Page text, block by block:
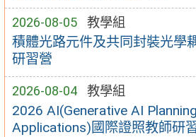
2026-08-05 教學組
積體光路元件及共同封裝光學
研習營
2026-08-04 教學組
2026 AI(Generative AI
Applications)國際證照教師研